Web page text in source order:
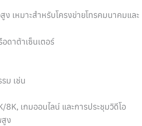
เหมาะสำหรับโครงข่ายโทรคมนาคมและ
ดาต้าเซ็นเตอร์
ม เช่น
เกมออนไลน์ และการประชุมวิดีโอ
ง